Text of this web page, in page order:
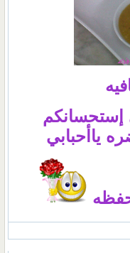
إستحسانكم
ياأحبابي